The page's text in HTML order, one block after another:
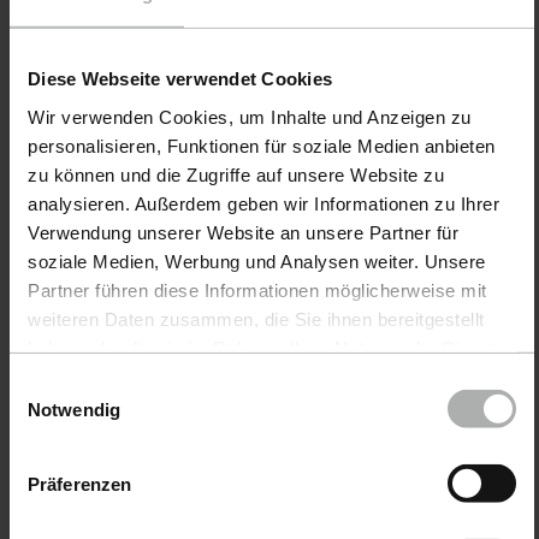
Diese Webseite verwendet Cookies
Wir verwenden Cookies, um Inhalte und Anzeigen zu
personalisieren, Funktionen für soziale Medien anbieten
zu können und die Zugriffe auf unsere Website zu
analysieren. Außerdem geben wir Informationen zu Ihrer
Verwendung unserer Website an unsere Partner für
soziale Medien, Werbung und Analysen weiter. Unsere
Partner führen diese Informationen möglicherweise mit
weiteren Daten zusammen, die Sie ihnen bereitgestellt
Einstellungen zu den Cookies finden Sie unter
Notwendig
Präferenzen
COLOURLOCK · Nº de
Sneaker Cleaner